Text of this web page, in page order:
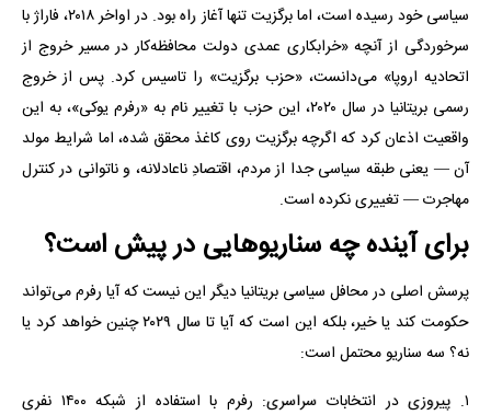
سیاسی خود رسیده است، اما برگزیت تنها آغاز راه بود. در اواخر ۲۰۱۸، فاراژ با
سرخوردگی از آنچه «خرابکاری عمدی دولت محافظه‌کار در مسیر خروج از
اتحادیه اروپا» می‌دانست، «حزب برگزیت» را تاسیس کرد. پس از خروج
رسمی بریتانیا در سال ۲۰۲۰، این حزب با تغییر نام به «رفرم یو‌کی»، به این
واقعیت اذعان کرد که اگرچه برگزیت روی کاغذ محقق شده، اما شرایط مولد
آن — یعنی طبقه سیاسی جدا از مردم، اقتصادِ ناعادلانه، و ناتوانی در کنترل
مهاجرت — تغییری نکرده است.
برای آینده چه سناریوهایی در پیش است؟
پرسش اصلی در محافل سیاسی بریتانیا دیگر این نیست که آیا رفرم می‌تواند
حکومت کند یا خیر، بلکه این است که آیا تا سال ۲۰۲۹ چنین خواهد کرد یا
نه؟ سه سناریو محتمل است:
۱. پیروزی در انتخابات سراسری: رفرم با استفاده از شبکه ۱۴۰۰ نفری